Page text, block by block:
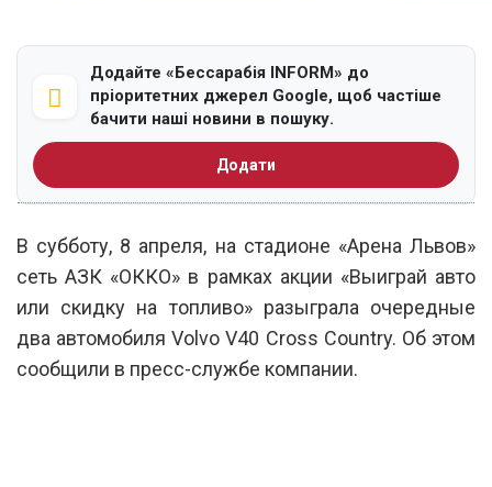
Додайте «Бессарабія INFORM» до
пріоритетних джерел Google, щоб частіше
бачити наші новини в пошуку.
Додати
В субботу, 8 апреля, на стадионе «Арена Львов»
сеть АЗК «ОККО» в рамках акции «Выиграй авто
или скидку на топливо» разыграла очередные
два автомобиля Volvo V40 Cross Country. Об этом
сообщили в пресс-службе компании.